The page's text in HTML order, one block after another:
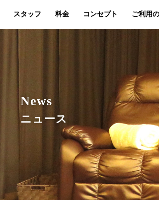
スタッフ 料金 コンセプト ご利用
News
ニュース